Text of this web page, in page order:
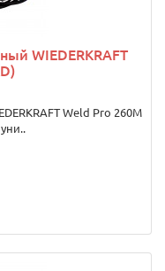
WIEDERKRAFT
Weld Pro 260M